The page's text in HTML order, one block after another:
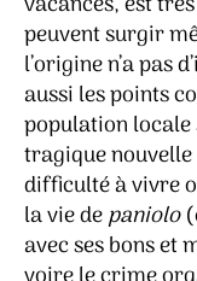
peuvent surgir
l’origine n’a pas
aussi les points
population
tragique
difficulté à vivre
la vie depaniolo
avec ses bons et